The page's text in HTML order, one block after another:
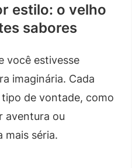
estilo: o velho
sabores
você estivesse
imaginária. Cada
de vontade, como
aventura ou
mais séria.